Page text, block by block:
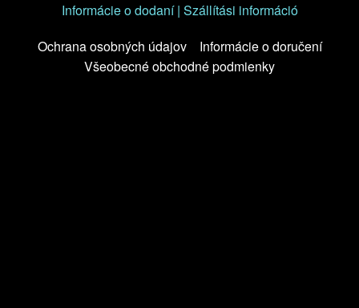
Informácie o dodaní | Szállítási információ
Ochrana osobných údajov
Informácie o doručení
Všeobecné obchodné podmienky